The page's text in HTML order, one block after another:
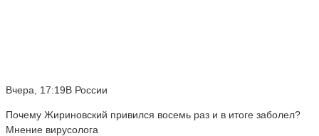
Вчера, 17:19В России
Почему Жириновский привился восемь раз и в итоге заболел?
Мнение вирусолога